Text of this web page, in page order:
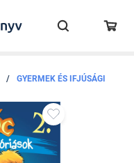
/ GYERMEK ÉS IFJÚSÁGI